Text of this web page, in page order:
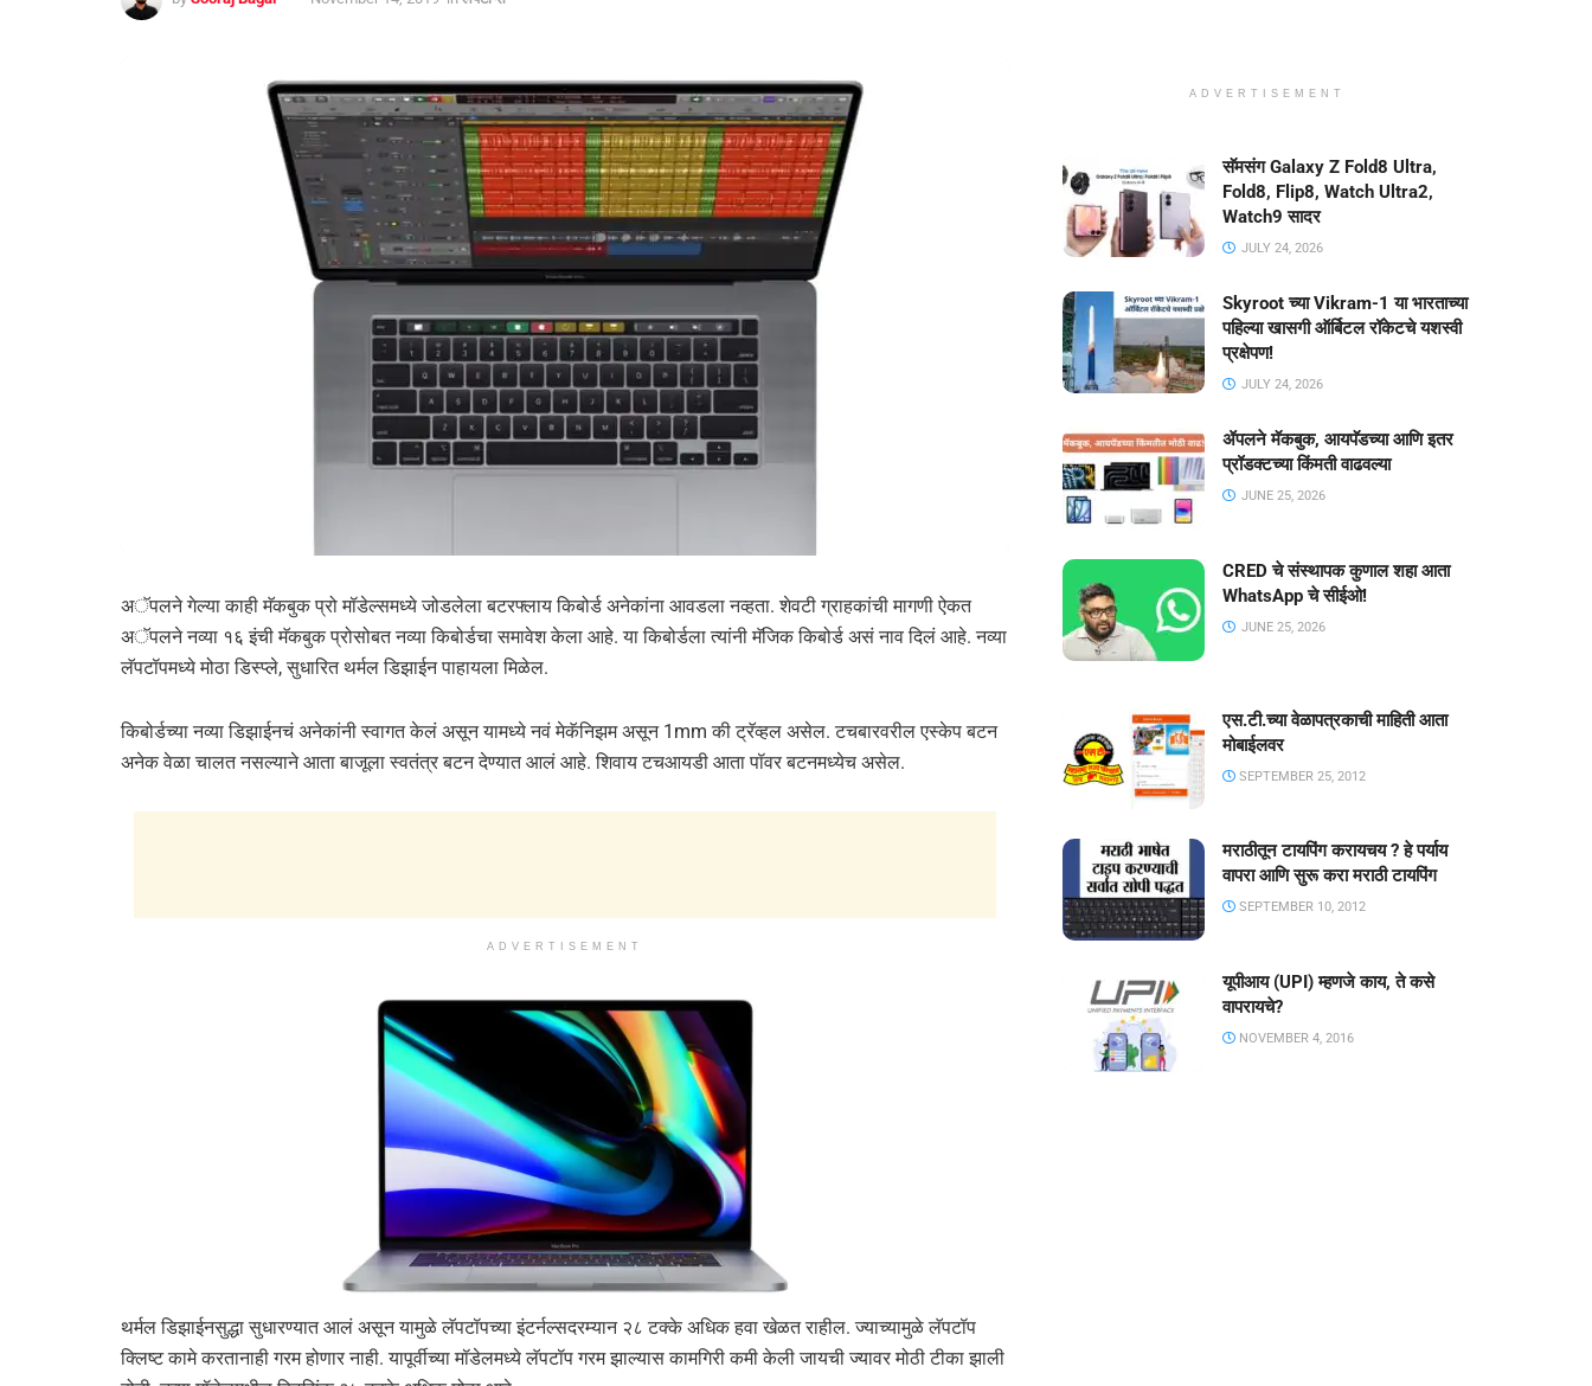
अॅपलने गेल्या काही मॅकबुक प्रो मॉडेल्समध्ये जोडलेला बटरफ्लाय किबोर्ड अनेकांना आवडला नव्हता. शेवटी ग्राहकांची मागणी ऐकत
अॅपलने नव्या १६ इंची मॅकबुक प्रोसोबत नव्या किबोर्डचा समावेश केला आहे. या किबोर्डला त्यांनी मॅजिक किबोर्ड असं नाव दिलं आहे. नव्या
लॅपटॉपमध्ये मोठा डिस्प्ले, सुधारित थर्मल डिझाईन पाहायला मिळेल.
किबोर्डच्या नव्या डिझाईनचं अनेकांनी स्वागत केलं असून यामध्ये नवं मेकॅनिझम असून 1mm की ट्रॅव्हल असेल. टचबारवरील एस्केप बटन
अनेक वेळा चालत नसल्याने आता बाजूला स्वतंत्र बटन देण्यात आलं आहे. शिवाय टचआयडी आता पॉवर बटनमध्येच असेल.
ADVERTISEMENT
थर्मल डिझाईनसुद्धा सुधारण्यात आलं असून यामुळे लॅपटॉपच्या इंटर्नल्सदरम्यान २८ टक्के अधिक हवा खेळत राहील. ज्याच्यामुळे लॅपटॉप
क्लिष्ट कामे करतानाही गरम होणार नाही. यापूर्वीच्या मॉडेलमध्ये लॅपटॉप गरम झाल्यास कामगिरी कमी केली जायची ज्यावर मोठी टीका झाली
ADVERTISEMENT
सॅमसंग Galaxy Z Fold8 Ultra,
Fold8, Flip8, Watch Ultra2,
Watch9 सादर
JULY 24, 2026
Skyroot च्या Vikram-1 या भारताच्या
पहिल्या खासगी ऑर्बिटल रॉकेटचे यशस्वी
प्रक्षेपण!
JULY 24, 2026
ॲपलने मॅकबुक, आयपॅडच्या आणि इतर
प्रॉडक्टच्या किंमती वाढवल्या
JUNE 25, 2026
CRED चे संस्थापक कुणाल शहा आता
WhatsApp चे सीईओ!
JUNE 25, 2026
एस.टी.च्या वेळापत्रकाची माहिती आता
मोबाईलवर
SEPTEMBER 25, 2012
मराठीतून टायपिंग करायचय ? हे पर्याय
वापरा आणि सुरू करा मराठी टायपिंग
SEPTEMBER 10, 2012
यूपीआय (UPI) म्हणजे काय, ते कसे
वापरायचे?
NOVEMBER 4, 2016